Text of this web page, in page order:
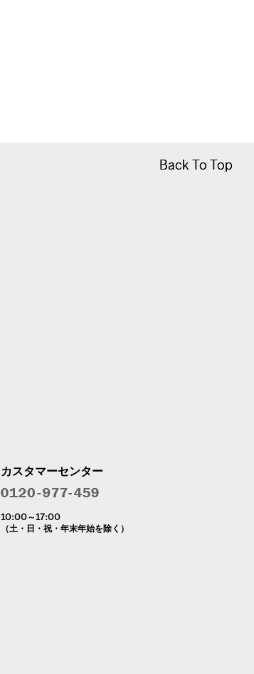
Back To Top
Back To Top
カスタマーセンター
10:00～17:00
（土・日・祝・年末年始を除く）